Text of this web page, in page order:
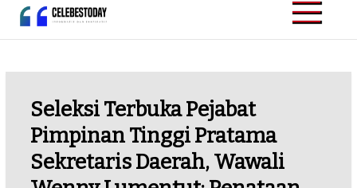
Skip
CELEBESTODAY.ID
Informatif dan
Seleksi Terbuka Pejabat
Pimpinan Tinggi Pratama
Sekretaris Daerah, Wawali